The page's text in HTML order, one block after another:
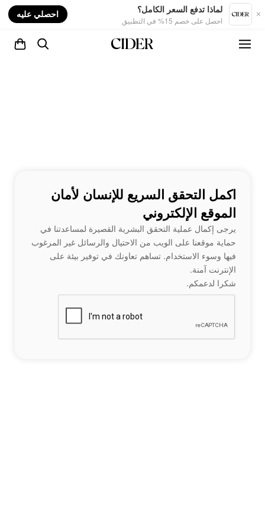
لماذا تدفع السعر الكامل؟
احصل على خصم 15% في التطبيق
احصلي عليه
اكمل التحقق السريع للإنسان لأمان
الموقع الإلكتروني
يرجى إكمال عملية التحقق البشرية القصيرة لمساعدتنا في
حماية موقعنا على الويب من الاحتيال والرسائل غير المرغوب
فيها وسوء الاستخدام. تساهم تعاونك في توفير بيئة على
الإنترنت آمنة.
شكرا لدعمكم.